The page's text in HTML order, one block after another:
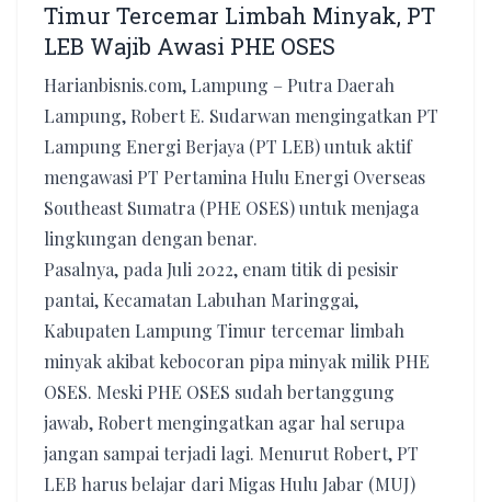
Timur Tercemar Limbah Minyak, PT
LEB Wajib Awasi PHE OSES
Harianbisnis.com, Lampung – Putra Daerah
Lampung, Robert E. Sudarwan mengingatkan PT
Lampung Energi Berjaya (PT LEB) untuk aktif
mengawasi PT Pertamina Hulu Energi Overseas
Southeast Sumatra (PHE OSES) untuk menjaga
lingkungan dengan benar.
Pasalnya, pada Juli 2022, enam titik di pesisir
pantai, Kecamatan Labuhan Maringgai,
Kabupaten Lampung Timur tercemar limbah
minyak akibat kebocoran pipa minyak milik PHE
OSES. Meski PHE OSES sudah bertanggung
jawab, Robert mengingatkan agar hal serupa
jangan sampai terjadi lagi. Menurut Robert, PT
LEB harus belajar dari Migas Hulu Jabar (MUJ)